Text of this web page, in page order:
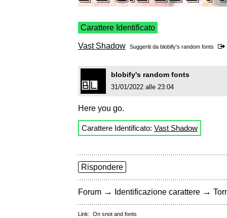
Carattere Identificato
Vast Shadow Suggeriti da blobify's random fonts
blobify's random fonts
31/01/2022 alle 23:04
Here you go.
Carattere Identificato: Vast Shadow
Rispondere
Forum → Identificazione carattere →
Link: On snot and fonts